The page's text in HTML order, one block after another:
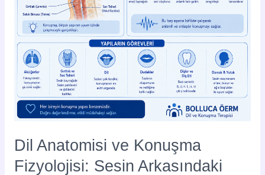
Dil Anatomisi ve Konuşma
Fizyolojisi: Sesin Arkasındaki